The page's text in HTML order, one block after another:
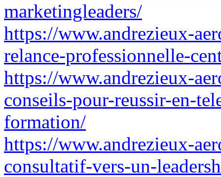
marketingleaders/
https://www.andrezieux-
relance-professionnelle-
https://www.andrezieux-
conseils-pour-reussir-en-
formation/
https://www.andrezieux-
consultatif-vers-un-